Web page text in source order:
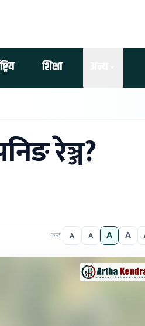
शिक्षा
रेञ्ज?
फन्ट A A A A